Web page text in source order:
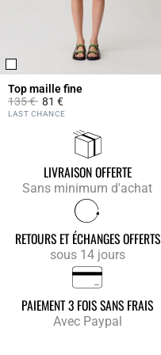
Top maille fine
Prix réduit à partir de
135 €à81 €
5 out of 5 Customer Rating
LAST CHANCE
LIVRAISON OFFERTE
Sans minimum d'achat
RETOURS ET ÉCHANGES OFFERTS
sous 14 jours
PAIEMENT 3 FOIS SANS FRAIS
Avec Paypal